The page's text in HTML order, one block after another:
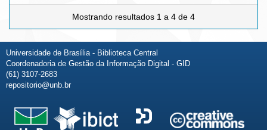
Mostrando resultados 1 a 4 de 4
Universidade de Brasília - Biblioteca Central
Coordenadoria de Gestão da Informação Digital - GID
(61) 3107-2683
repositorio@unb.br